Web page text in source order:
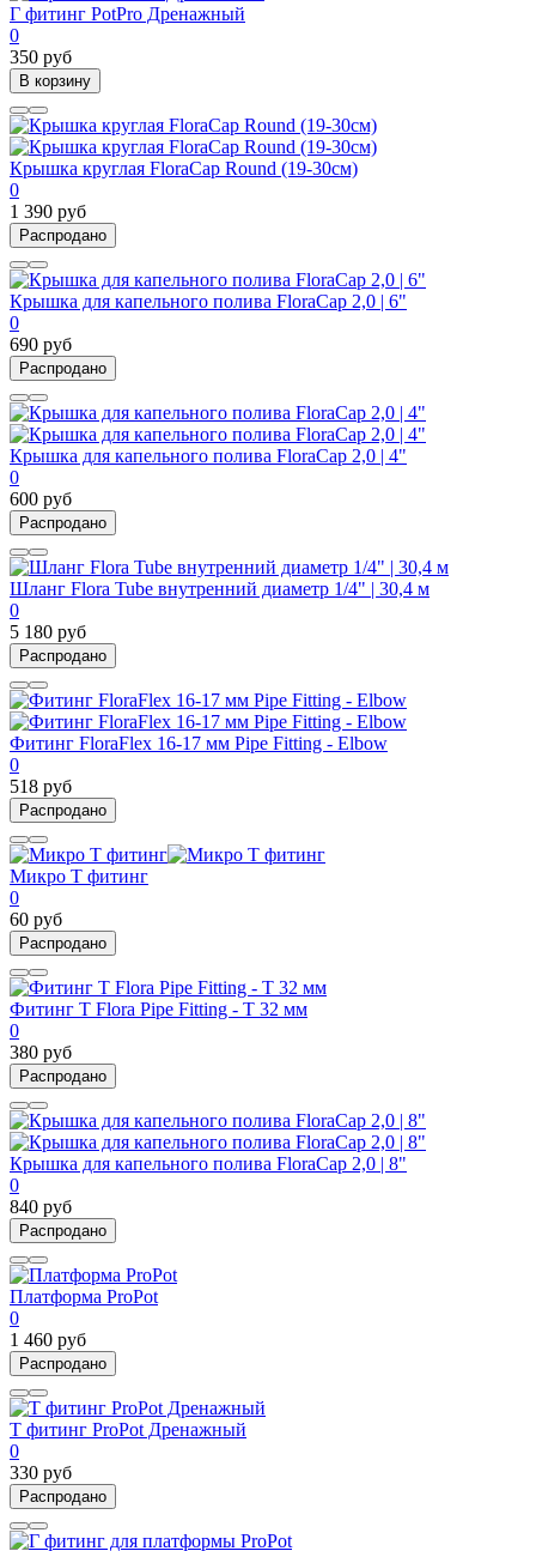
Г фитинг PotPro Дренажный
0
350 руб
В корзину
Крышка круглая FloraCap Round (19-30cм)
0
1 390 руб
Распродано
Крышка для капельного полива FloraCap 2,0 | 6"
0
690 руб
Распродано
Крышка для капельного полива FloraCap 2,0 | 4"
0
600 руб
Распродано
Шланг Flora Tube внутренний диаметр 1/4" | 30,4 м
0
5 180 руб
Распродано
Фитинг FloraFlex 16-17 мм Pipe Fitting - Elbow
0
518 руб
Распродано
Микро Т фитинг
0
60 руб
Распродано
Фитинг T Flora Pipe Fitting - T 32 мм
0
380 руб
Распродано
Крышка для капельного полива FloraCap 2,0 | 8"
0
840 руб
Распродано
Платформа ProPot
0
1 460 руб
Распродано
Т фитинг ProPot Дренажный
0
330 руб
Распродано